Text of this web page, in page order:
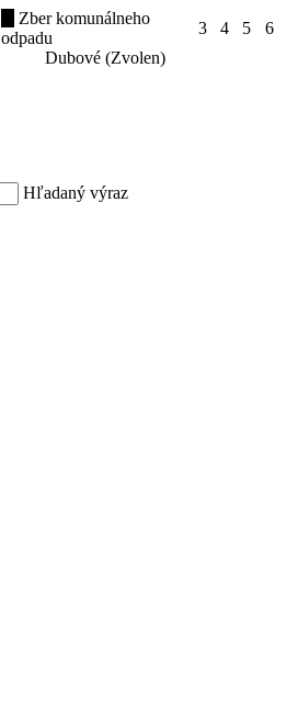
Zber komunálneho
odpadu
Dubové (Zvolen)
3 4 5 6
Hľadaný výraz